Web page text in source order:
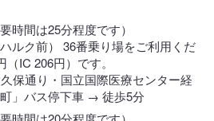
時間は25分程度です）
ルク前） 36番乗り場をご利用くだ
IC 206円）です。
保通り・国立国際医療センター経
」バス停下車 → 徒歩5分